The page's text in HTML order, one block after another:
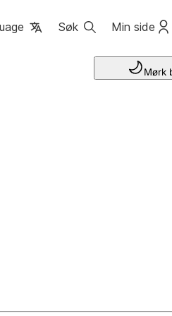
Søk Min side
Mørk